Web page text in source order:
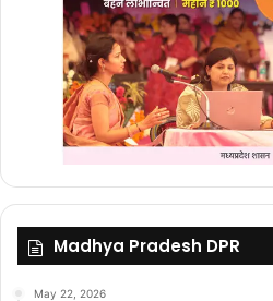
Madhya Pradesh DPR
May 22, 2026